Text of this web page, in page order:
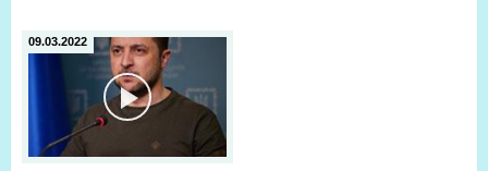
09.03.2022